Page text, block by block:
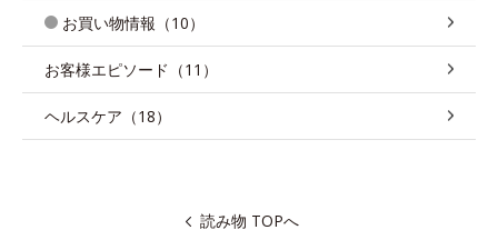
お買い物情報（10）
お客様エピソード（11）
ヘルスケア（18）
読み物 TOPへ